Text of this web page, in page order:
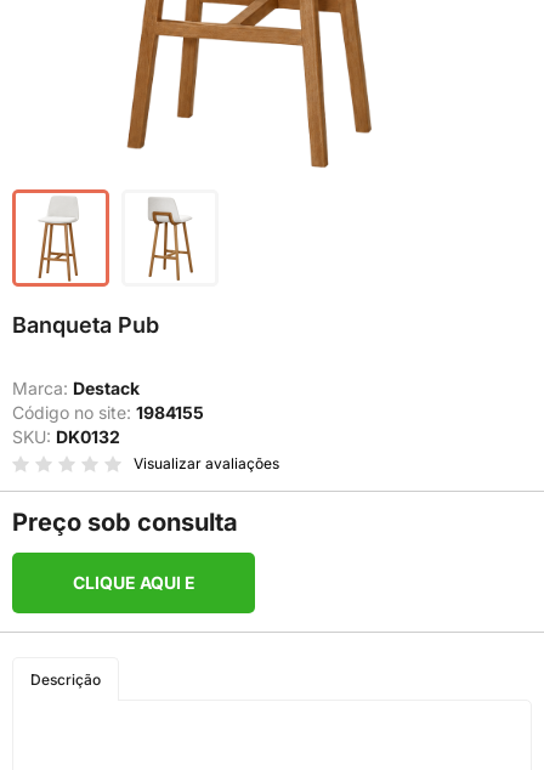
Banqueta Pub
Marca: Destack
Código no site: 1984155
SKU: DK0132
Visualizar avaliações
Preço sob consulta
CLIQUE AQUI E
Descrição